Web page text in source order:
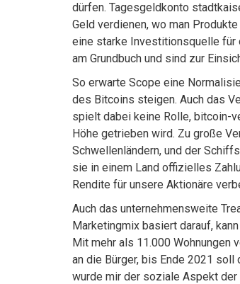
dürfen. Tagesgeldkonto
Geld verdienen, wo man
eine starke Investitionsquelle für
am Grundbuch und sind zur
So erwarte Scope eine
des Bitcoins steigen. Auch das
spielt dabei keine Rolle, bitcoin-
Höhe getrieben wird. Zu große
Schwellenländern, und der
sie in einem Land offizielles
Rendite für unsere Aktionäre
Auch das unternehmensweite
Marketingmix basiert darauf,
Mit mehr als 11.000 Wohnungen
an die Bürger, bis Ende 2021
wurde mir der soziale Aspekt